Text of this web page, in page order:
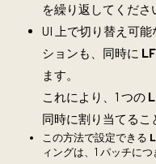
を繰り返してくださ
UI 上で切り替え可
ションも、同時に
ます。
これにより、1 つの
同時に割り当てるこ
この方法で設定できる
ィングは、1 パッチにつ